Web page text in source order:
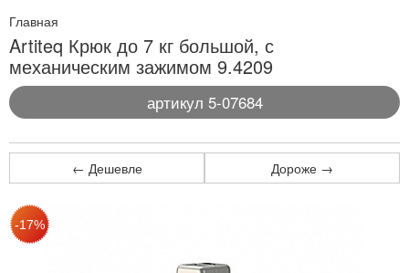
Главная
Artiteq Крюк до 7 кг большой, с
механическим зажимом 9.4209
артикул 5-07684
← Дешевле Дороже →